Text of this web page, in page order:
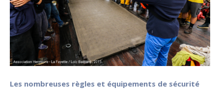
Les nombreuses règles et équipements de sécurité